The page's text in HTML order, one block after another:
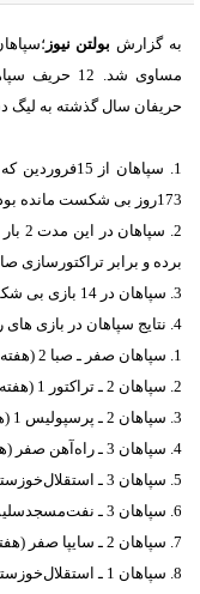
به گزارش بولتن نیوز
مساوی شد.
حریفان سال گذشته به
173روز بی شکست مانده بود.
برده و برابر
3. سپاهان در 14 بازی بی شکست تنها 3 بار خارج از اصفهان برنده شده بود.
4. نتایج سپاهان در بازی های رسمی سال اخیر چنین بوده است.
1. سپاهان صفر ـ صبا 2 (هفته 24 لیگ 14)
2. سپاهان 2 ـ تراکتور 1 (هفته 25 لیگ 14)
3. سپاهان 2 ـ پرسپولیس 1 (هفته 26 لیگ 14)
4. سپاهان 3 ـ راه‌آهن صفر (هفته 27 لیگ 14)
5. سپاهان 3 ـ استقلال‌خوزستان(هفته 28 لیگ 14)
6. سپاهان 3 ـ نفت‌مسجدسلیمان 1 (هفته 29 لیگ 14)
7. سپاهان 2 ـ سایپا صفر (هفته 30 لیگ 14)
8. سپاهان 1 ـ استقلال‌خوزستان صفر (هفته اول لیگ 15)